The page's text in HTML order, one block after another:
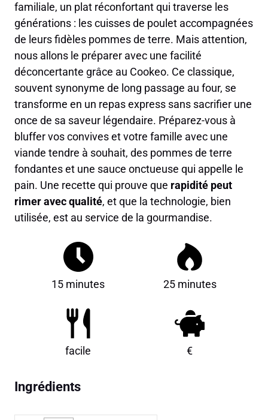
familiale, un plat réconfortant qui traverse les
générations : les cuisses de poulet accompagnées
de leurs fidèles pommes de terre. Mais attention,
nous allons le préparer avec une facilité
déconcertante grâce au Cookeo. Ce classique,
souvent synonyme de long passage au four, se
transforme en un repas express sans sacrifier une
once de sa saveur légendaire. Préparez-vous à
bluffer vos convives et votre famille avec une
viande tendre à souhait, des pommes de terre
fondantes et une sauce onctueuse qui appelle le
pain. Une recette qui prouve que rapidité peut
rimer avec qualité, et que la technologie, bien
utilisée, est au service de la gourmandise.
15 minutes 25 minutes
facile €
Ingrédients